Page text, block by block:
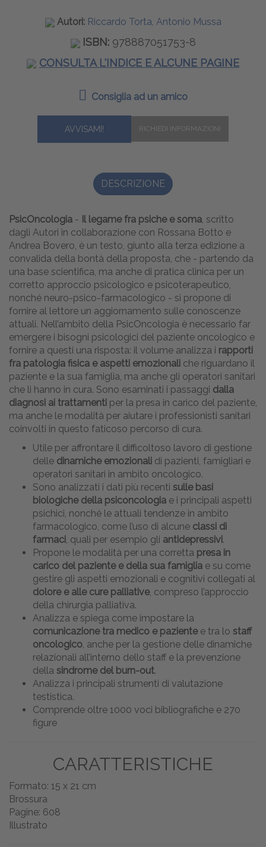
Autori: Riccardo Torta, Antonio Mussa
ISBN: 978887051753-8
CONSULTA L'INDICE E ALCUNE PAGINE
Consiglia ad un amico
AVVISAMI!
DESCRIZIONE
PsicOncologia - Il legame fra psiche e soma, scritto
dagli Autori in collaborazione con Rossana Botto e
Andrea Bovero, è un testo, giunto alla terza edizione a
convalida della bontà della proposta, che - partendo da
una base scientifica, ma anche di pratica clinica per un
corretto approccio psicologico e psicoterapeutico,
nonché neuro-psico-farmacologico - si propone di
fornire al lettore un aggiornamento sulle conoscenze
attuali. Nell’ambito della PsicOncologia è necessario far
emergere i bisogni psicologici del paziente oncologico e
fornire a questi una risposta: il volume analizza i rapporti
fra patologia fisica e aspetti emozionali che riguardano il
paziente e la sua famiglia, ma anche gli operatori sanitari
che li hanno in cura. Sono esaminati i passaggi dalla
diagnosi ai trattamenti per la presa in carico del paziente,
ma anche le modalità per aiutare i professionisti sanitari
coinvolti in questo faticoso percorso di cura.
Utile per affrontare il difficoltoso lavoro di gestione
delle dinamiche emozionali di pazienti, famigliari e
operatori sanitari in ambito oncologico.
Sono analizzati i dati più recenti sulle basi
biologiche della psiconcologia e i principali aspetti
psichici, nonché le attuali tendenze in ambito
farmacologico, come l’uso di alcune classi di
farmaci , quali per esempio gli antidepressivi .
Propone le modalità per una corretta presa in
carico del paziente e della sua famiglia e su come
gestire gli aspetti emozionali e cognitivi collegati al
dolore e alle cure palliative, compreso l’approccio
della chirurgia palliativa.
Analizza e spiega come impostare la
comunicazione tra medico e pazientee tra lo staff
oncologico, anche per la gestione delle dinamiche
relazionali all’interno dello staff e la prevenzione
della sindrome del burn-out.
Analizza i principali strumenti di valutazione
testistica.
Comprende oltre 1000 voci bibliografiche e 270
figure
CARATTERISTICHE
Formato: 15 x 21 cm
Brossura
Pagine: 608
Illustrato